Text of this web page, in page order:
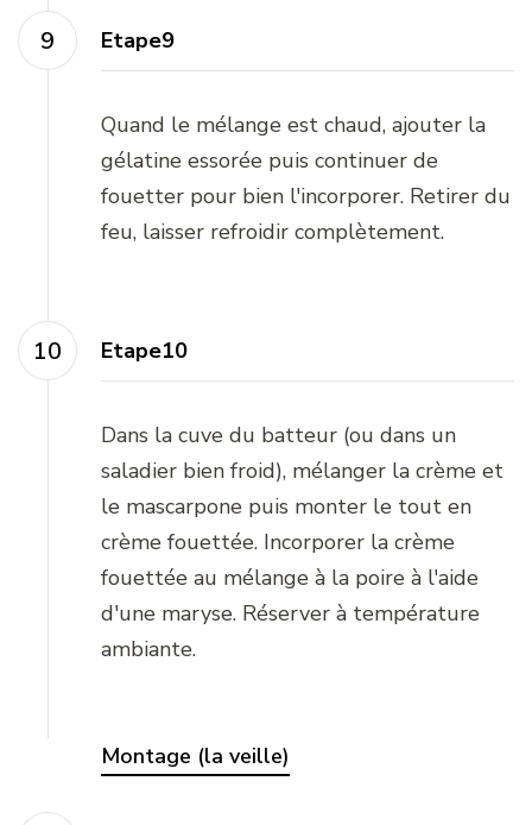
Etape9
Quand le mélange est chaud, ajouter la
gélatine essorée puis continuer de
fouetter pour bien l'incorporer. Retirer du
feu, laisser refroidir complètement.
Etape10
Dans la cuve du batteur (ou dans un
saladier bien froid), mélanger la crème et
le mascarpone puis monter le tout en
crème fouettée. Incorporer la crème
fouettée au mélange à la poire à l'aide
d'une maryse. Réserver à température
ambiante.
Montage (la veille)